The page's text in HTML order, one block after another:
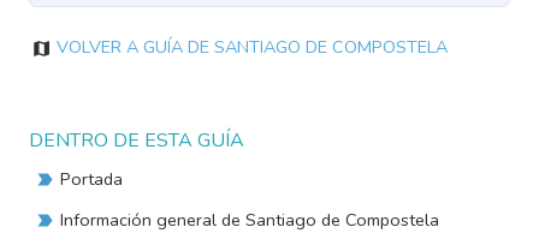
Volver a Guía de Santiago de Compostela
DENTRO DE ESTA GUÍA
Portada
Información general de Santiago de Compostela